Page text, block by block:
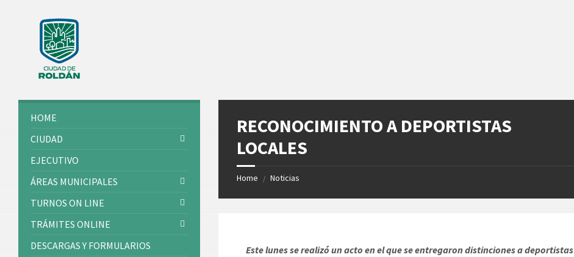
RECONOCIMIENTO A DEPORTISTAS
LOCALES
Home / Noticias
Este lunes se realizó un acto en el que se entregaron distinciones a deportistas
HOME
CIUDAD
EJECUTIVO
ÁREAS MUNICIPALES
TURNOS ON LINE
TRÁMITES ONLINE
DESCARGAS Y FORMULARIOS